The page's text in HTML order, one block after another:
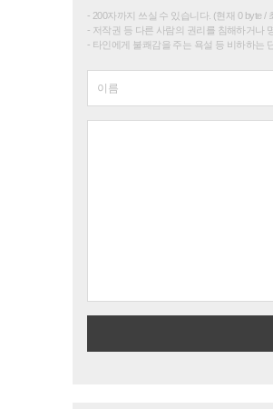
200자까지 쓰실 수 있습니다. (현재 0 byte /
저작권 등 다른 사람의 권리를 침해하거나
타인에게 불쾌감을 주는 욕설 등 비하하는